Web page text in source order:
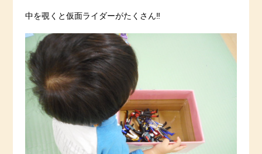
中を覗くと仮面ライダーがたくさん‼